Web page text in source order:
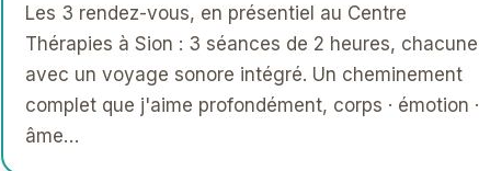
Les 3 rendez-vous, en présentiel au Centre
Thérapies à Sion : 3 séances de 2 heures, chacune
avec un voyage sonore intégré. Un cheminement
complet que j'aime profondément, corps · émotion ·
âme…